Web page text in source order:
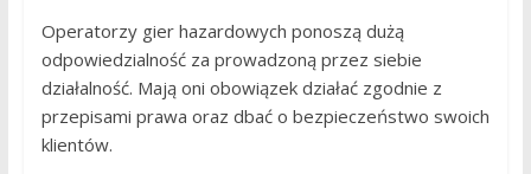
Operatorzy gier hazardowych ponoszą dużą
odpowiedzialność za prowadzoną przez siebie
działalność. Mają oni obowiązek działać zgodnie z
przepisami prawa oraz dbać o bezpieczeństwo swoich
klientów.